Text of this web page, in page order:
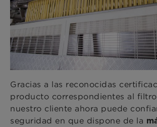
Gracias a las reconocidas
producto correspondientes al
nuestro cliente ahora puede
seguridad en que dispone de la